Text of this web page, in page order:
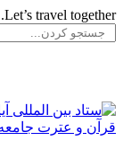
Let’s travel
و عترت جامعه